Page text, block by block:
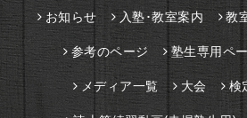
お知らせ 入塾･教室案内 教
参考のページ 塾生専用ペ
メディア一覧 大会 検